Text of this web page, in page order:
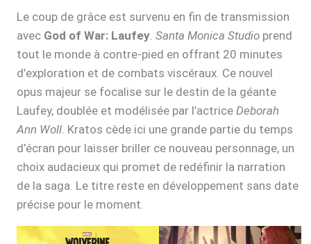
Le coup de grâce est survenu en fin de transmission
avec God of War: Laufey .Santa Monica Studio prend
tout le monde à contre-pied en offrant 20 minutes
d’exploration et de combats viscéraux. Ce nouvel
opus majeur se focalise sur le destin de la géante
Laufey, doublée et modélisée par l’actriceDeborah
Ann Woll . Kratos cède ici une grande partie du temps
d’écran pour laisser briller ce nouveau personnage, un
choix audacieux qui promet de redéfinir la narration
de la saga. Le titre reste en développement sans date
précise pour le moment.